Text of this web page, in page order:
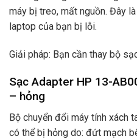
máy bị treo, mất nguồn. Đây
laptop của bạn bị lỗi.
Giải pháp: Bạn cần thay bộ
Sạc Adapter HP 13-
– hỏng
Bộ chuyển đổi máy tính xách
có thể bị hỏng do: đứt mạch